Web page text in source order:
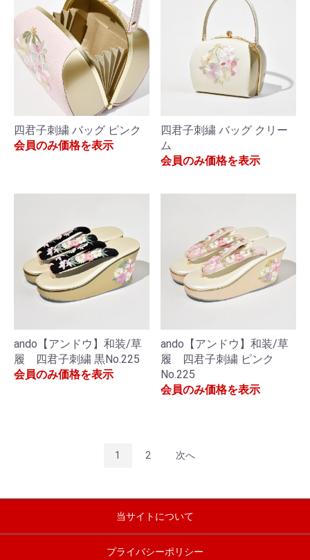
四君子刺繍 バッグ ピンク
会員のみ価格を表示
四君子刺繍 バッグ クリー
ム
会員のみ価格を表示
ando【アンドウ】和装/草
履 四君子刺繍 黒No.225
会員のみ価格を表示
ando【アンドウ】和装/草
履 四君子刺繍 ピンク
No.225
会員のみ価格を表示
1 2 次へ
当サイトについて
プライバシーポリシー